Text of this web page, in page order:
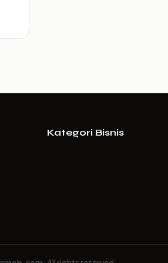
Kategori Bisnis